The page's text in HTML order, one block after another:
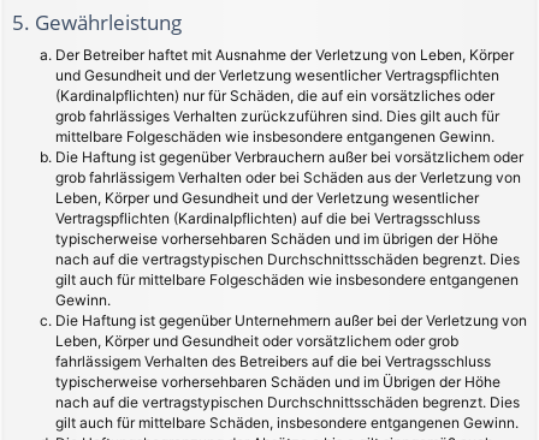
5. Gewährleistung
Der Betreiber haftet mit Ausnahme der Verletzung von Leben, Körper
und Gesundheit und der Verletzung wesentlicher Vertragspflichten
(Kardinalpflichten) nur für Schäden, die auf ein vorsätzliches oder
grob fahrlässiges Verhalten zurückzuführen sind. Dies gilt auch für
mittelbare Folgeschäden wie insbesondere entgangenen Gewinn.
Die Haftung ist gegenüber Verbrauchern außer bei vorsätzlichem oder
grob fahrlässigem Verhalten oder bei Schäden aus der Verletzung von
Leben, Körper und Gesundheit und der Verletzung wesentlicher
Vertragspflichten (Kardinalpflichten) auf die bei Vertragsschluss
typischerweise vorhersehbaren Schäden und im übrigen der Höhe
nach auf die vertragstypischen Durchschnittsschäden begrenzt. Dies
gilt auch für mittelbare Folgeschäden wie insbesondere entgangenen
Gewinn.
Die Haftung ist gegenüber Unternehmern außer bei der Verletzung von
Leben, Körper und Gesundheit oder vorsätzlichem oder grob
fahrlässigem Verhalten des Betreibers auf die bei Vertragsschluss
typischerweise vorhersehbaren Schäden und im Übrigen der Höhe
nach auf die vertragstypischen Durchschnittsschäden begrenzt. Dies
gilt auch für mittelbare Schäden, insbesondere entgangenen Gewinn.